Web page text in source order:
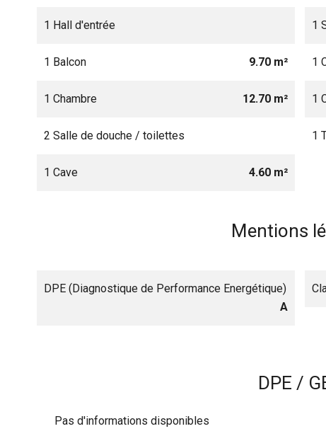
1 Hall d'entrée 1
1 Balcon 9.70 m² 1
1 Chambre 12.70 m² 1
2 Salle de douche / toilettes 1
1 Cave 4.60 m²
Mentions
DPE (Diagnostique de Performance Energétique)
A
DPE /
Pas d'informations disponibles